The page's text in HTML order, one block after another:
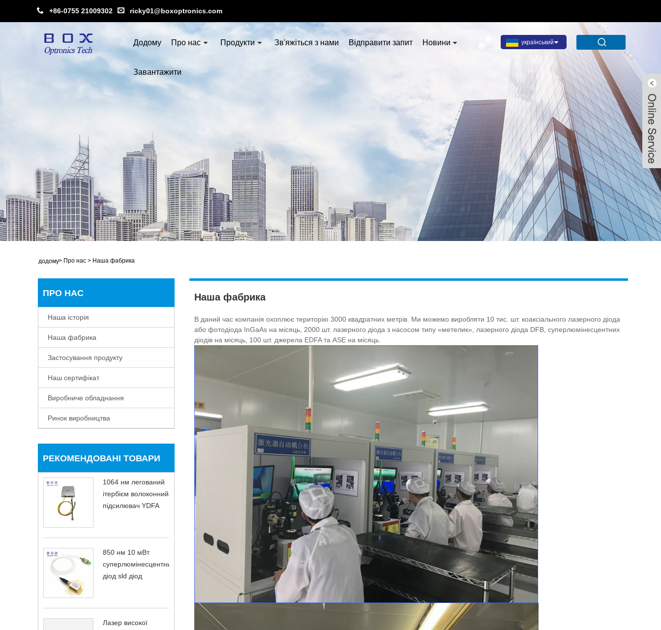
+86-0755 21009302 ricky01@boxoptronics.com
український
Додому Про нас Продукти Зв'яжіться з нами Відправити запит Новини
Завантажити
додому> Про нас > Наша фабрика
ПРО НАС
Наша історія
Наша фабрика
Застосування продукту
Наш сертифікат
Виробниче обладнання
Ринок виробництва
РЕКОМЕНДОВАНІ ТОВАРИ
1064 нм легований
ітербієм волоконний
підсилювач YDFA
850 нм 10 мВт
суперлюмінесцентний
діод sld діод
Лазер високої
Наша фабрика
В даний час компанія охоплює територію 3000 квадратних метрів. Ми можемо виробляти 10 тис. шт. коаксіального лазерного діода
або фотодіода InGaAs на місяць, 2000 шт. лазерного діода з насосом типу «метелик», лазерного діода DFB, суперлюмінесцентних
діодів на місяць, 100 шт. джерела EDFA та ASE на місяць.